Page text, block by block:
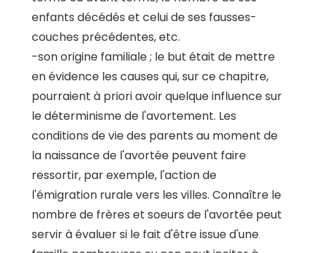
enfants décédés et celui de ses fausses-
couches précédentes, etc.
-son origine familiale ; le but était de mettre
en évidence les causes qui, sur ce chapitre,
pourraient à priori avoir quelque influence sur
le déterminisme de l'avortement. Les
conditions de vie des parents au moment de
la naissance de l'avortée peuvent faire
ressortir, par exemple, l'action de
l'émigration rurale vers les villes. Connaître le
nombre de frères et soeurs de l'avortée peut
servir à évaluer si le fait d'être issue d'une